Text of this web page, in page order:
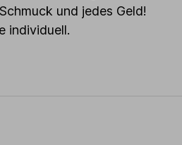
und jedes Geld!
individuell.